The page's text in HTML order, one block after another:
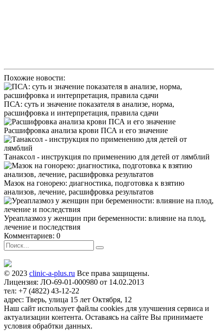
Похожие новости:
ПСА: суть и значение показателя в анализе, норма,
расшифровка и интерпретация, правила сдачи
Расшифровка анализа крови ПСА и его значение
Танаксол - инструкция по применению для детей от лямблий
Мазок на гонорею: диагностика, подготовка к взятию
анализов, лечение, расшифровка результатов
Уреаплазмоз у женщин при беременности: влияние на плод,
лечение и последствия
Комментариев: 0
© 2023 clinic-a-plus.ru Все права защищены.
Лицензия: ЛО-69-01-000980 от 14.02.2013
тел: +7 (4822) 43-12-22
адрес: Тверь, улица 15 лет Октября, 12
Наш сайт использует файлы cookies для улучшения сервиса и
актуализации контента. Оставаясь на сайте Вы принимаете
условия обрабтки данных.